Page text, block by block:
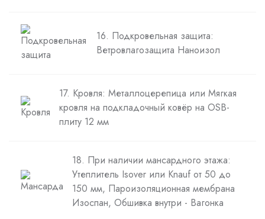
16. Подкровельная защита:
Ветровлагозащита Наноизол
17. Кровля: Металлоцерепица или Мягкая
кровля на подкладочный ковёр на OSB-
плиту 12 мм
18. При наличии мансардного этажа:
Утеплитель Isover или Knauf от 50 до
150 мм, Пароизоляционная мембрана
Изоспан, Обшивка внутри - Вагонка